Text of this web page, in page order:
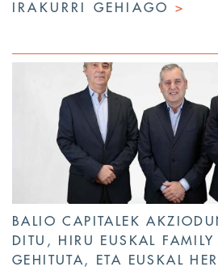
IRAKURRI GEHIAGO>
BALIO CAPITALEK
DITU, HIRU EUSKAL FAMILY
GEHITUTA, ETA EUSKAL